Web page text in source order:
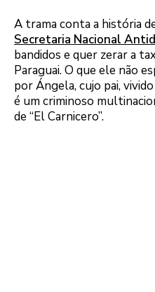
A trama conta a história
Secretaria Nacional
bandidos e quer zerar a
Paraguai. O que ele não
por Ángela, cujo pai,
é um criminoso
de “El Carnicero”.